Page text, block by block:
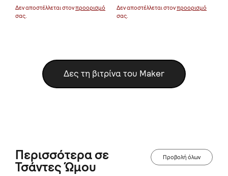
Δεν αποστέλλεται στονπροορισμό
σας.
Δεν αποστέλλεται στονπροορισμό
σας.
Δες τη βιτρίνα του Maker
Περισσότερα σε
Τσάντες Ώμου
Προβολή όλων